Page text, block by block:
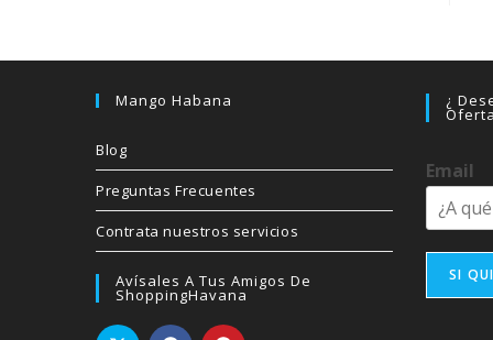
Mango Habana
Blog
Preguntas Frecuentes
Contrata nuestros servicios
Avísales A Tus Amigos De
ShoppingHavana
¿
Email
SI